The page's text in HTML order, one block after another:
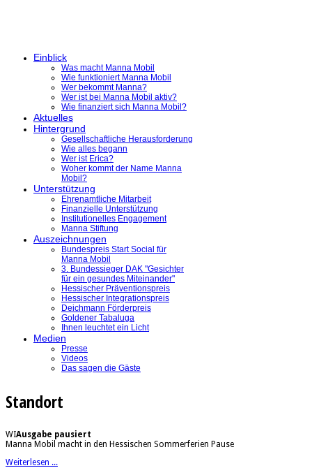
Einblick
Was macht Manna Mobil
Wie funktioniert Manna Mobil
Wer bekommt Manna?
Wer ist bei Manna Mobil aktiv?
Wie finanziert sich Manna Mobil?
Aktuelles
Hintergrund
Gesellschaftliche Herausforderung
Wie alles begann
Wer ist Erica?
Woher kommt der Name Manna
Mobil?
Unterstützung
Ehrenamtliche Mitarbeit
Finanzielle Unterstützung
Institutionelles Engagement
Manna Stiftung
Auszeichnungen
Bundespreis Start Social für
Manna Mobil
3. Bundessieger DAK "Gesichter
für ein gesundes Miteinander"
Hessischer Präventionspreis
Hessischer Integrationspreis
Deichmann Förderpreis
Goldener Tabaluga
Ihnen leuchtet ein Licht
Medien
Presse
Videos
Das sagen die Gäste
Standort
WIAusgabe pausiert
Manna Mobil macht in den Hessischen Sommerferien Pause
Weiterlesen ...